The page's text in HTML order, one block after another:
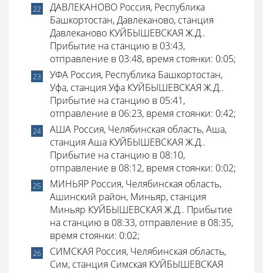
ДАВЛЕКАНОВО Россия, Республика
Башкортостан, Давлеканово, станция
Давлеканово КУЙБЫШЕВСКАЯ Ж.Д..
Прибытие на станцию в 03:43,
отправление в 03:48, время стоянки: 0:05;
УФА Россия, Республика Башкортостан,
Уфа, станция Уфа КУЙБЫШЕВСКАЯ Ж.Д..
Прибытие на станцию в 05:41,
отправление в 06:23, время стоянки: 0:42;
АША Россия, Челябинская область, Аша,
станция Аша КУЙБЫШЕВСКАЯ Ж.Д..
Прибытие на станцию в 08:10,
отправление в 08:12, время стоянки: 0:02;
МИНЬЯР Россия, Челябинская область,
Ашинский район, Миньяр, станция
Миньяр КУЙБЫШЕВСКАЯ Ж.Д.. Прибытие
на станцию в 08:33, отправление в 08:35,
время стоянки: 0:02;
СИМСКАЯ Россия, Челябинская область,
Сим, станция Симская КУЙБЫШЕВСКАЯ